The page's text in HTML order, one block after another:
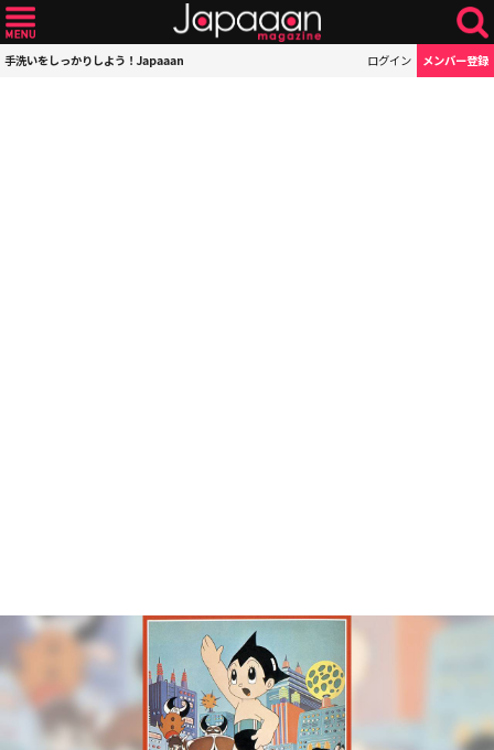
手洗いをしっかりしよう！Japaaan ログイン メンバー登録